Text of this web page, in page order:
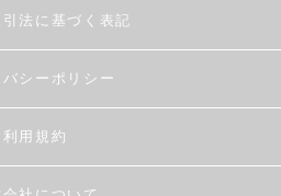
法に基づく表記
シーポリシー
利用規約